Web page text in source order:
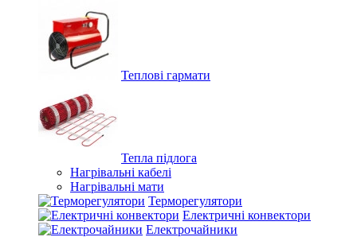
Теплові гармати
Тепла підлога
Нагрівальні кабелі
Нагрівальні мати
Терморегулятори
Електричні конвектори
Електрочайники